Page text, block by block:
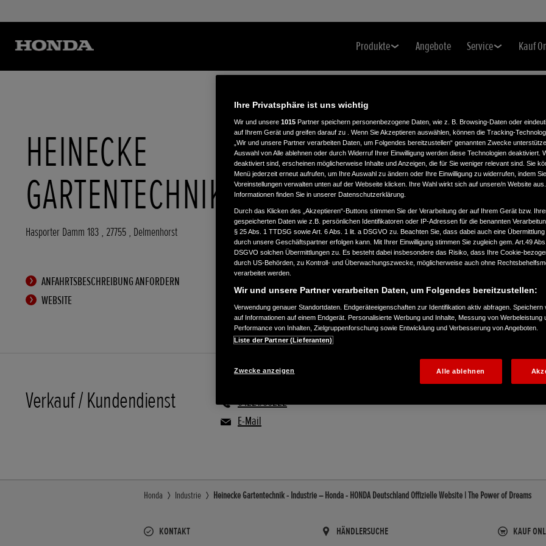
Produkte Angebote Service Kauf
HEINECKE
GARTENTECHNIK
Hasporter Damm 183 , 27755 , Delmenhorst
ANFAHRTSBESCHREIBUNG ANFORDERN
WEBSITE
Verkauf / Kundendienst
04221/60222
E-Mail
Honda Industrie Heinecke Gartentechnik - Industrie – Honda - HONDA Deutschland Offizielle Website | The Power of Dreams
KONTAKT HÄNDLERSUCHE KAUF
Ihre Privatsphäre ist uns wichtig
Wir und unsere 1015 Partner speichern personenbezogene Daten, wie z. B. Browsing-Daten oder
auf Ihrem Gerät und greifen darauf zu . Wenn Sie Akzeptieren auswählen, können die Tracking-
„Wir und unsere Partner verarbeiten Daten, um Folgendes bereitzustellen“ genannten Zwecke
Auswahl von Alle ablehnen oder durch Widerruf Ihrer Einwilligung werden diese Technologien deaktiviert.
deaktiviert sind, erscheinen möglicherweise Inhalte und Anzeigen, die für Sie weniger relevant sind. Sie
Menü jederzeit erneut aufrufen, um Ihre Auswahl zu ändern oder Ihre Einwilligung zu widerrufen, indem
Voreinstellungen verwalten unten auf der Webseite klicken. Ihre Wahl wirkt sich auf unsere/n Website
Informationen finden Sie in unserer Datenschutzerklärung.
Durch das Klicken des „Akzeptieren“-Buttons stimmen Sie der Verarbeitung der auf Ihrem Gerät bzw.
gespeicherten Daten wie z.B. persönlichen Identifikatoren oder IP-Adressen für die benannten
§ 25 Abs. 1 TTDSG sowie Art. 6 Abs. 1 lit. a DSGVO zu. Beachten Sie, dass dabei auch eine Übermittlung
durch unsere Geschäftspartner erfolgen kann. Mit Ihrer Einwilligung stimmen Sie zugleich gem. Art.49
DSGVO solchen Übermittlungen zu. Es besteht dabei insbesondere das Risiko, dass Ihre Cookie-
durch US-Behörden, zu Kontroll- und Überwachungszwecke, möglicherweise auch ohne
verarbeitet werden.
Wir und unsere Partner verarbeiten Daten, um Folgendes bereitzustellen:
Verwendung genauer Standortdaten. Endgeräteeigenschaften zur Identifikation aktiv abfragen. Speichern
auf Informationen auf einem Endgerät. Personalisierte Werbung und Inhalte, Messung von Werbeleistung
Performance von Inhalten, Zielgruppenforschung sowie Entwicklung und Verbesserung von Angeboten.
Liste der Partner (Lieferanten)
Zwecke anzeigen Alle ablehnen